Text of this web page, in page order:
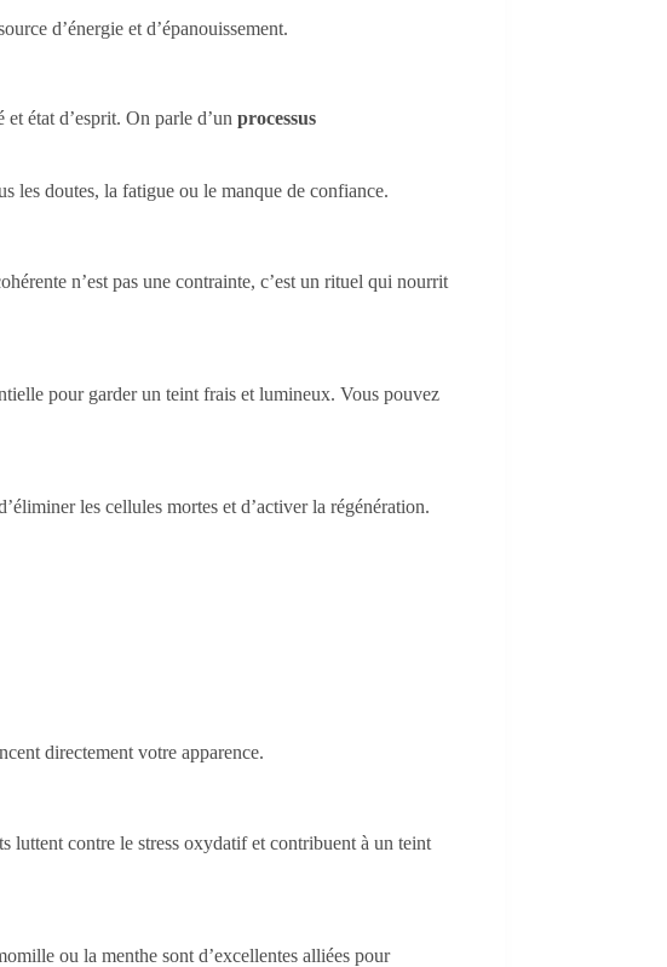
d’énergie et d’épanouissement.
état d’esprit. On parle d’un processus
les doutes, la fatigue ou le manque de confiance.
n’est pas une contrainte, c’est un rituel qui nourrit
pour garder un teint frais et lumineux. Vous pouvez
les cellules mortes et d’activer la régénération.
directement votre apparence.
luttent contre le stress oxydatif et contribuent à un teint
ou la menthe sont d’excellentes alliées pour